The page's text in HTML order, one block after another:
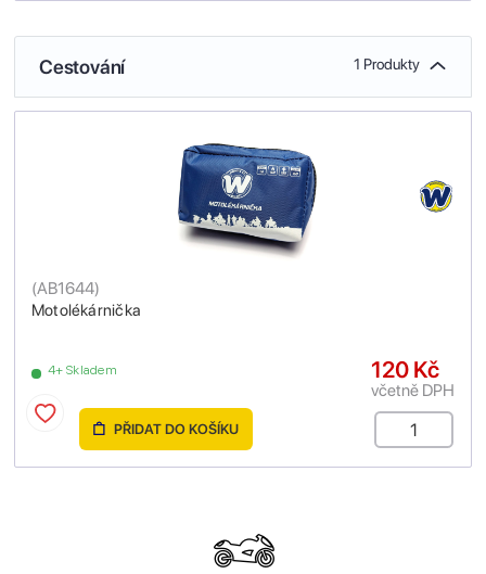
Cestování 1 Produkty
Motolékárnička
(AB1644)
4+ Skladem 120 Kč
včetně DPH
PŘIDAT DO KOŠÍKU